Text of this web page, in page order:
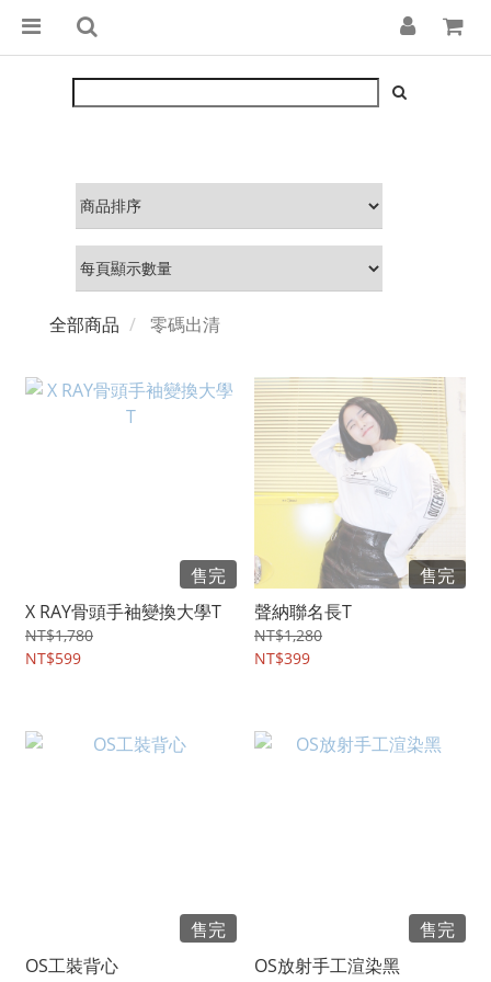
全部商品 零碼出清
售完
X RAY骨頭手袖變換大學T
NT$1,780
NT$599
售完
聲納聯名長T
NT$1,280
NT$399
售完
OS工裝背心
售完
OS放射手工渲染黑